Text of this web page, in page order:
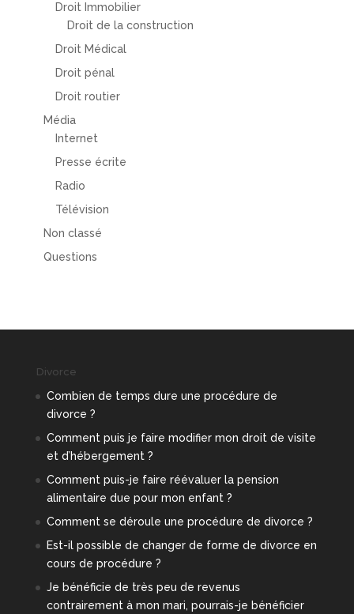
Droit Immobilier
Droit de la construction
Droit Médical
Droit pénal
Droit routier
Média
Internet
Presse écrite
Radio
Télévision
Non classé
Questions
Divorce
Combien de temps dure une procédure de
divorce ?
Comment puis je faire modifier mon droit de visite
et d’hébergement ?
Comment puis-je faire réévaluer la pension
alimentaire due pour mon enfant ?
Comment se déroule une procédure de divorce ?
Est-il possible de changer de forme de divorce en
cours de procédure ?
Je bénéficie de très peu de revenus
contrairement à mon mari, pourrais-je bénéficier